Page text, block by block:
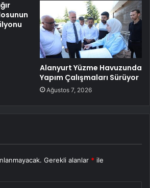
Alanyurt Yüzme Havuzunda
Yapım Çalışmaları Sürüyor
Ağustos 7, 2026
Gerekli alanlar * ile